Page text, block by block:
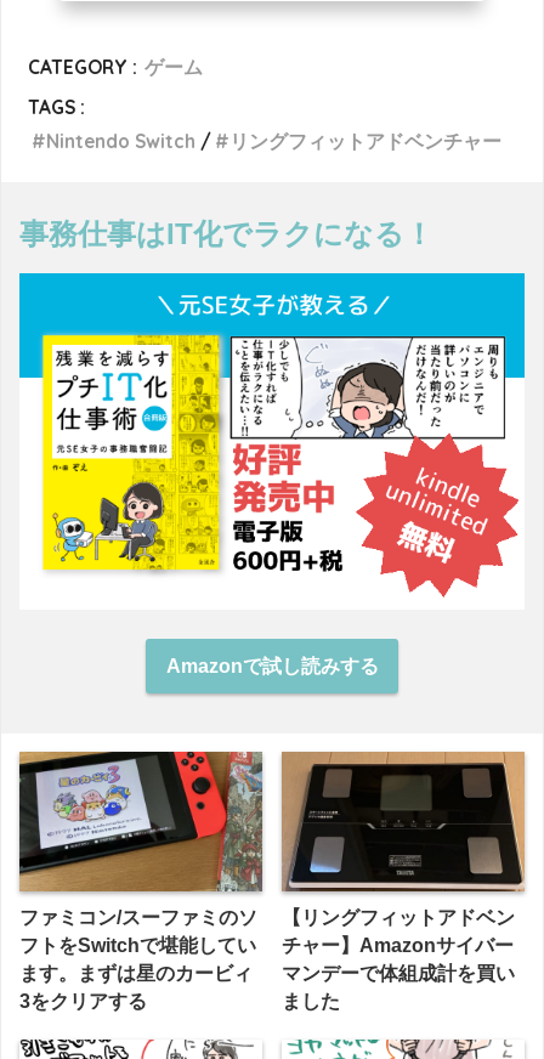
CATEGORY : ゲーム
TAGS :
Nintendo Switch
リングフィットアドベンチャー
事務仕事はIT化でラクになる！
Amazonで試し読みする
ファミコン/スーファミのソ
フトをSwitchで堪能してい
ます。まずは星のカービィ
3をクリアする
【リングフィットアドベン
チャー】Amazonサイバー
マンデーで体組成計を買い
ました